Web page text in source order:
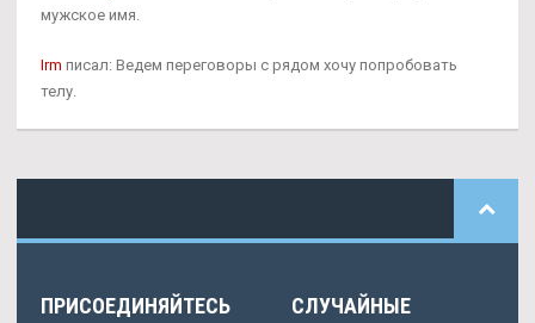
мужское имя.
Irm писал: Ведем переговоры с рядом хочу попробовать
телу.
ПРИСОЕДИНЯЙТЕСЬ
СЛУЧАЙНЫЕ